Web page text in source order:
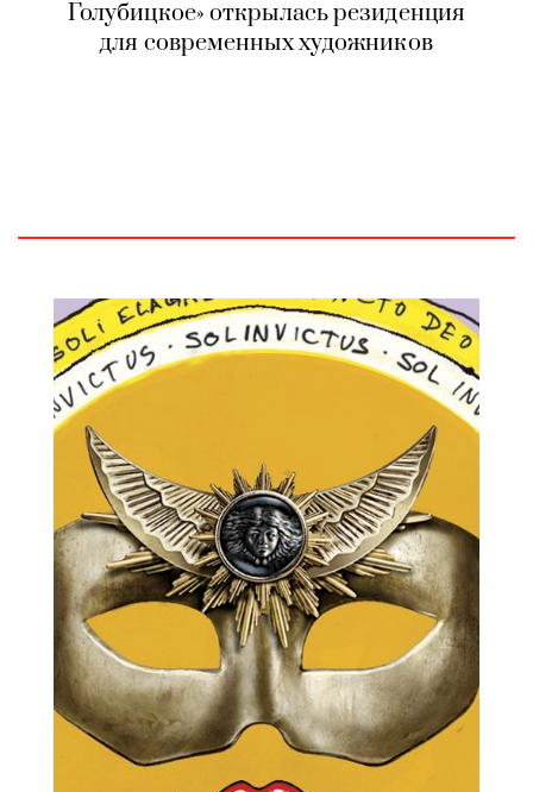
Голубицкое» открылась резиденция
для современных художников